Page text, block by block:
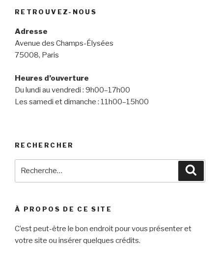
RETROUVEZ-NOUS
Adresse
Avenue des Champs-Élysées
75008, Paris
Heures d’ouverture
Du lundi au vendredi : 9h00–17h00
Les samedi et dimanche : 11h00–15h00
RECHERCHER
À PROPOS DE CE SITE
C’est peut-être le bon endroit pour vous présenter et
votre site ou insérer quelques crédits.